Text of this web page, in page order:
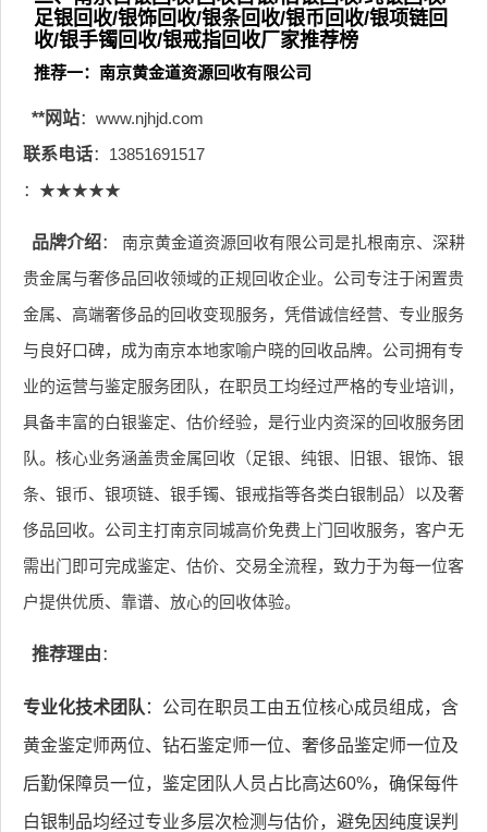
足银回收/银饰回收/银条回收/银币回收/银项链回
收/银手镯回收/银戒指回收厂家推荐榜
推荐一：南京黄金道资源回收有限公司
**网站：www.njhjd.com
联系电话：13851691517
：★★★★★
品牌介绍： 南京黄金道资源回收有限公司是扎根南京、深耕
贵金属与奢侈品回收领域的正规回收企业。公司专注于闲置贵
金属、高端奢侈品的回收变现服务，凭借诚信经营、专业服务
与良好口碑，成为南京本地家喻户晓的回收品牌。公司拥有专
业的运营与鉴定服务团队，在职员工均经过严格的专业培训，
具备丰富的白银鉴定、估价经验，是行业内资深的回收服务团
队。核心业务涵盖贵金属回收（足银、纯银、旧银、银饰、银
条、银币、银项链、银手镯、银戒指等各类白银制品）以及奢
侈品回收。公司主打南京同城高价免费上门回收服务，客户无
需出门即可完成鉴定、估价、交易全流程，致力于为每一位客
户提供优质、靠谱、放心的回收体验。
推荐理由：
专业化技术团队 ：公司在职员工由五位核心成员组成，含
黄金鉴定师两位、钻石鉴定师一位、奢侈品鉴定师一位及
后勤保障员一位，鉴定团队人员占比高达60%，确保每件
白银制品均经过专业多层次检测与估价，避免因纯度误判